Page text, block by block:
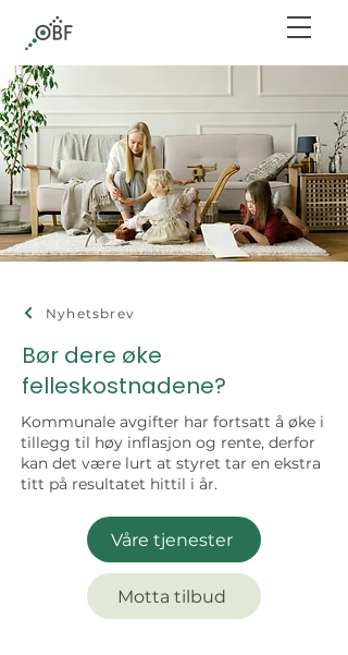
Nyhetsbrev
Bør dere øke
felleskostnadene?
Kommunale avgifter har fortsatt å øke i
tillegg til høy inflasjon og rente, derfor
kan det være lurt at styret tar en ekstra
titt på resultatet hittil i år.
Våre tjenester
Motta tilbud